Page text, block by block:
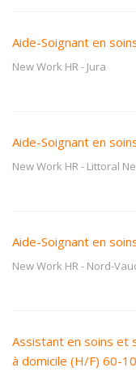
Aide-Soignant en
New Work HR- Jura
Aide-Soignant en
New Work HR- Littoral
Aide-Soignant en
New Work HR- Nord-
Assistant en soins et
à domicile (H/F) 60-